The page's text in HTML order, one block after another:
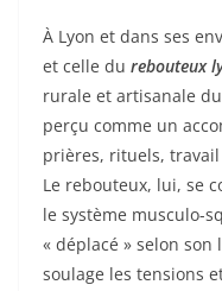
À Lyon et dans ses
et celle du rebouteux
rurale et artisanale
perçu comme un
prières, rituels,
Le rebouteux, lui, se
le système musculo-
« déplacé » selon
soulage les tensions